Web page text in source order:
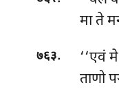
मा ते
७६३. ‘‘एवं
ताणो